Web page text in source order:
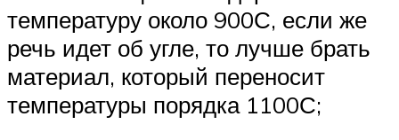
температуру около 900С, если же
речь идет об угле, то лучше брать
материал, который переносит
температуры порядка 1100С;